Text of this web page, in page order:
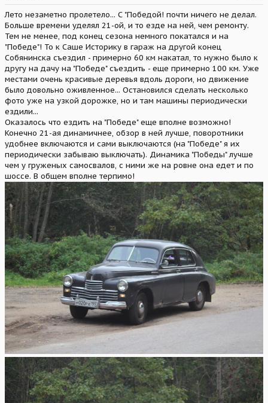
Лето незаметно пролетело... С "Победой! почти ничего не делал.
Больше времени уделял 21-ой, и то езде на ней, чем ремонту.
Тем не менее, под конец сезона немного покатался и на
"Победе"! То к Саше Историку в гараж на другой конец
Собянинска съездил - примерно 60 км накатал, то нужно было к
другу на дачу на "Победе" съездить - еще примерно 100 км. Уже
местами очень красивые деревья вдоль дороги, но движение
было довольно оживленное... Остановился сделать несколько
фото уже на узкой дорожке, но и там машины периодически
ездили...
Оказалось что ездить на "Победе" еще вполне возможно!
Конечно 21-ая динамичнее, обзор в ней лучше, поворотники
удобнее включаются и сами выключаются (на "Победе" я их
периодически забываю выключать). Динамика "Победы" лучше
чем у груженых самосвалов, с ними же на ровне она едет и по
шоссе. В общем вполне терпимо!